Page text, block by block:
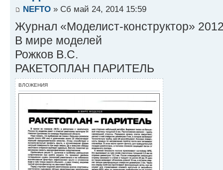
NEFTO » Сб май 24, 2014 15:59
Журнал «Моделист-конструктор»
В мире моделей
Рожков В.С.
РАКЕТОПЛАН ПАРИТЕЛЬ
ВЛОЖЕНИЯ